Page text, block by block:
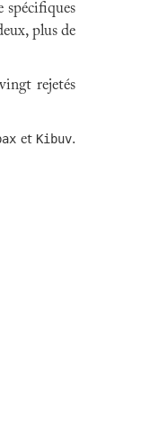
spécifiques
plus de
rejetés
et Kibuv.